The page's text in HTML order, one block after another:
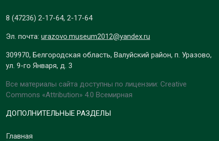
8 (47236) 2-17-64, 2-17-64
Эл. почта: urazovo.museum2012@yandex.ru
309970, Белгородская область, Валуйский район, п. Уразово,
ул. 9-го Января, д. 3
Все материалы сайта доступны по лицензии: Creative
Commons «Attribution» 4.0 Всемирная
ДОПОЛНИТЕЛЬНЫЕ РАЗДЕЛЫ
Главная